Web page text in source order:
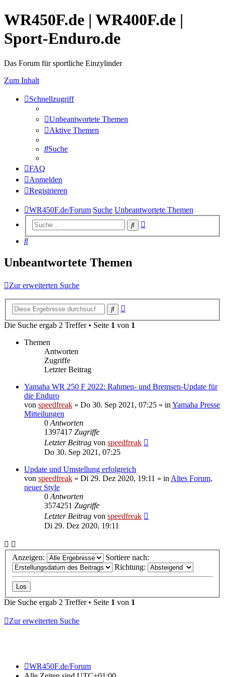
WR450F.de | WR400F.de |
Sport-Enduro.de
Das Forum für sportliche Einzylinder
Zum Inhalt
Schnellzugriff
Unbeantwortete Themen
Aktive Themen
Suche
FAQ
Anmelden
Registrieren
WR450F.de/Forum Suche Unbeantwortete Themen
Suche
Suche
Unbeantwortete Themen
Zur erweiterten Suche
Suche
Die Suche ergab 2 Treffer • Seite 1 von 1
Themen
Antworten
Zugriffe
Letzter Beitrag
Yamaha WR 250 F 2022: Rahmen- und Bremsen-Update für
die Enduro
von speedfreak » Do 30. Sep 2021, 07:25 » in Yamaha Presse
Mitteilungen
0 Antworten
1397417 Zugriffe
Letzter Beitrag von speedfreak
Do 30. Sep 2021, 07:25
Update und Umstellung erfolgreich
von speedfreak » Di 29. Dez 2020, 19:11 » in Altes Forum,
neuer Style
0 Antworten
3574251 Zugriffe
Letzter Beitrag von speedfreak
Di 29. Dez 2020, 19:11
Anzeigen:
Sortiere nach:
Richtung:
Die Suche ergab 2 Treffer • Seite 1 von 1
Zur erweiterten Suche
WR450F.de/Forum